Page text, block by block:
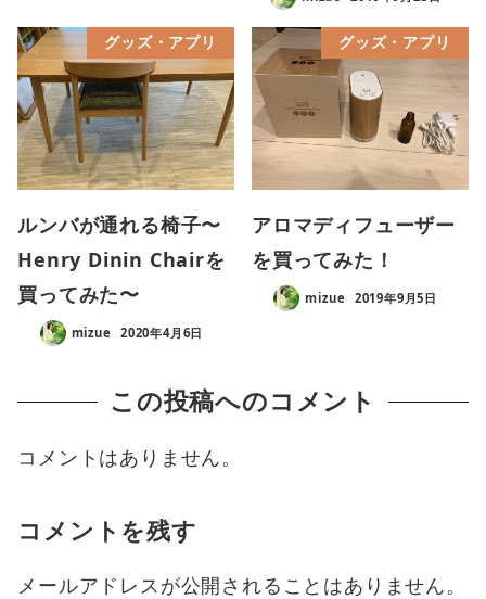
グッズ・アプリ
ルンバが通れる椅子〜
Henry Dinin Chairを
買ってみた〜
mizue 2020年4月6日
グッズ・アプリ
アロマディフューザー
を買ってみた！
mizue 2019年9月5日
この投稿へのコメント
コメントはありません。
コメントを残す
メールアドレスが公開されることはありません。